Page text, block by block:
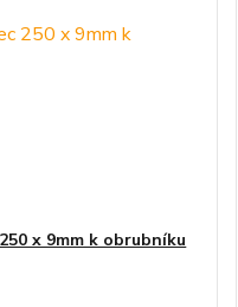
x 9mm k obrubníku